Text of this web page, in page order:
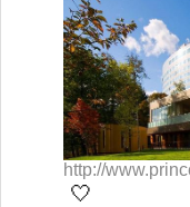
http://
🤍